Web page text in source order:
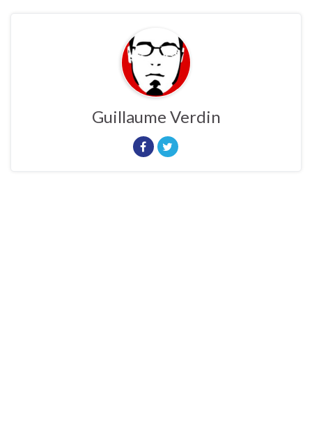
Guillaume Verdin